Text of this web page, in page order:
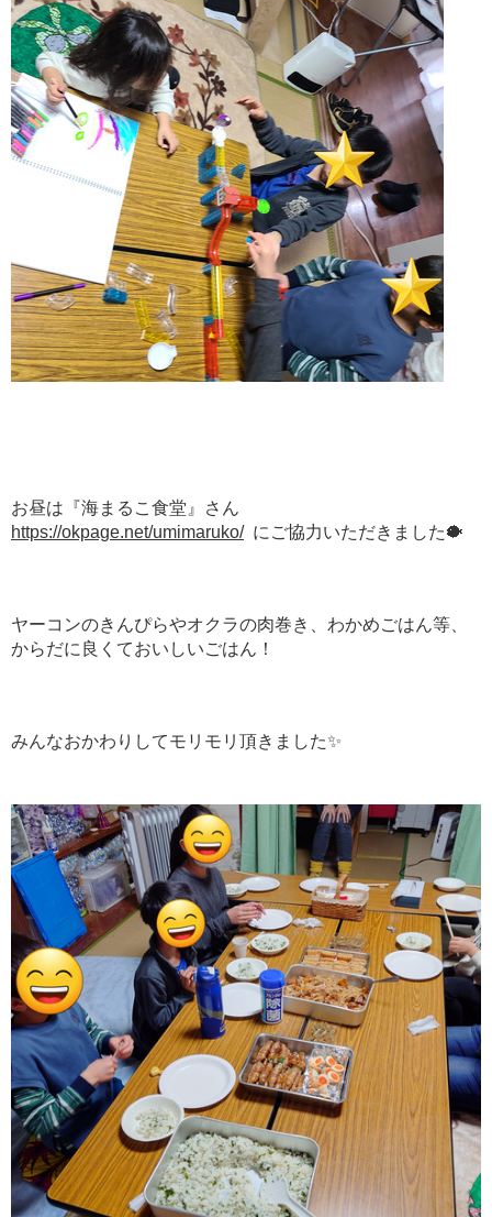
お昼は『海まるこ食堂』さん
https://okpage.net/umimaruko/にご協力いただきました🐡
ヤーコンのきんぴらやオクラの肉巻き、わかめごはん等、
からだに良くておいしいごはん！
みんなおかわりしてモリモリ頂きました✨